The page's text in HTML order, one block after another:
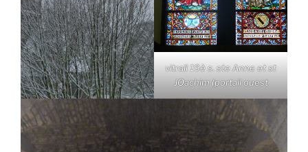
vitrail 19è s. ste Anne et st
JOachim (portail ouest